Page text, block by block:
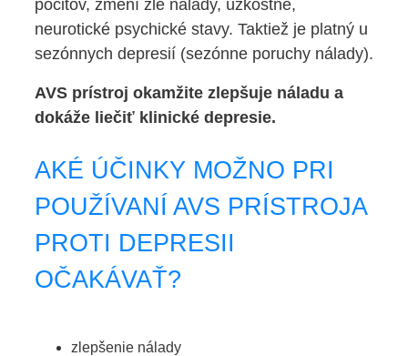
pocitov, zmení zlé nálady, úzkostné,
neurotické psychické stavy. Taktiež je platný u
sezónnych depresií (sezónne poruchy nálady).
AVS prístroj okamžite zlepšuje náladu a
dokáže liečiť klinické depresie.
AKÉ ÚČINKY MOŽNO PRI
POUŽÍVANÍ AVS PRÍSTROJA
PROTI DEPRESII
OČAKÁVAŤ?
zlepšenie nálady